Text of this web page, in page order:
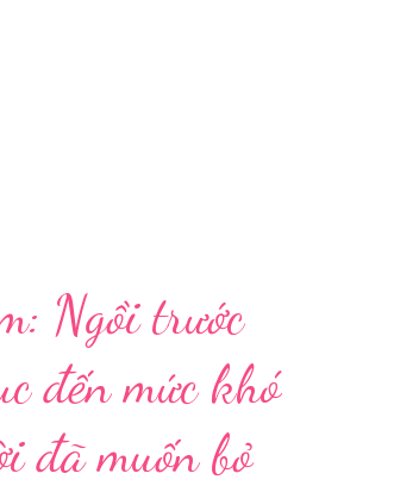
Ngồi trước
đến mức khó
đã muốn bỏ